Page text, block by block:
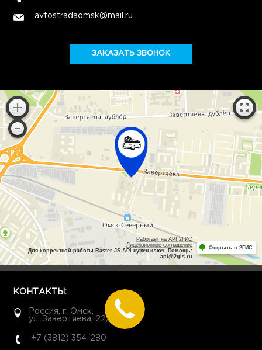
avtostradaomsk@mail.ru
ЗАКАЗАТЬ ЗВОНОК
Работает на API 2ГИС
Лицензионное соглашение
Для корректной работы Raster JS API нужен ключ. Помощь:
api@2gis.ru
Открыть в 2ГИС
КОНТАКТЫ:
Россия, г. Омск,
ул. Завертяева, 22/1
+7 (3812) 354-280